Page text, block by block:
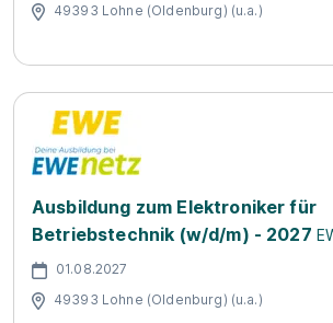
49393 Lohne (Oldenburg) (u.a.)
Ausbildung zum Elektroniker für
Betriebstechnik (w/d/m) - 2027
01.08.2027
49393 Lohne (Oldenburg) (u.a.)